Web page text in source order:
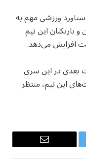
ورزشی مهم به
بازیکنان این تیم
افزایش می‌دهد.
بعدی در این سری
این تیم، منتظر
Email